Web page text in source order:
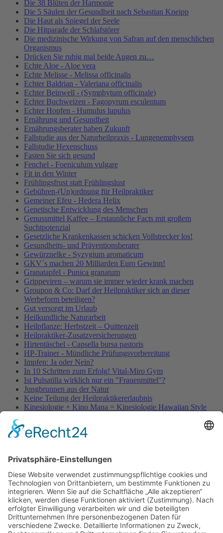
Die 38 Blüten der Harmonie
Die 5 Säulen der Gesundheit nach Sebastian Kneipp
Die Haut als Spiegel der Seele
Die Hitparade der Schlafstörer
Die medizinische Wirkung von Safran auf den menschlichen
Organismus
Drücken Sie ruhig mal beide Augen zu…
Echte Aloe - Aloe vera
Echte Melisse - Melissa officinalis
Echter Baldrian - Valeriana officinalis
Echter Beinwell - (Symphytum officinale)
Echter Buchweizen - Fagopyrum esculentum
Echter Hopfen - Humulus lupulus
Ernährung und Gesundheit
Ernährungsberater haben Zukunft
Fallstudie aus der Naturheilpraxis - Lungenemphysem
Fallstudie Hexenschuss
Fasten Sie sich gesund
Fenchel - Foeniculum vulgare
Fit in den Winter
Frühlingsfrust statt Frühlingslust
Gebühren-(Un)ordnung für Heilpraktiker
Gemeiner Efeu - Hedera Helix
Genetische Entwicklung des Menschen
Genussmittel Kaffee – Erstaunliche Facts mit großem
Suchtpotenzial
Gesetzliche Krankenkassen schicken Vollstrecker los!
Gesundheits- und Präventionsberater
Gewürznelke - Syzygium aromaticum
GKV´s machen 20 Milliarden Euro Gewinn!
Granatapfel - Punica granatum
Grippeviren – warum sie immer wieder krank machen
Groupon & Co: Darf der Heilpraktiker sich an dieser
Werbeform beteiligen?
Gut versorgt im Urlaub
Heilkundliche Naturarbeit
Heilpflanze: Herbstzeit – Quittenzeit
Heilpraktiker-Zusatzversicherungen
Hirtentäschel - Capsella bursa pastoris
HP-Trainer - Mündliche Prüfungsvorbereitung
Impfen: Ja oder Nein?
In 10 Schritten zum Erfolg! Vital-Miro Gym
Ist Pulsatilla wirklich nur ein "Frauenmittel"?
Jungbrunnen aus der Natur
Keine Teilung der Heilpraktikererlaubnis
Kinesiologie + Kino Mana = Kinesiologie Hawaiian Style
Kleine Würmer als Wunderheiler
Knoblauch - Allium sativum
MRSA-Killerkeime in deutschen Krankenhäusern
NATURHEILKUNDE & PSYCHOTHERAPIE HEUTE
Natürliche Anti-Falten-Wunderwaffe: Hyaluron
Natürliche Apotheke – Heilpflanze Ingwer
Olivenöl - nicht nur ein Lebensmittel